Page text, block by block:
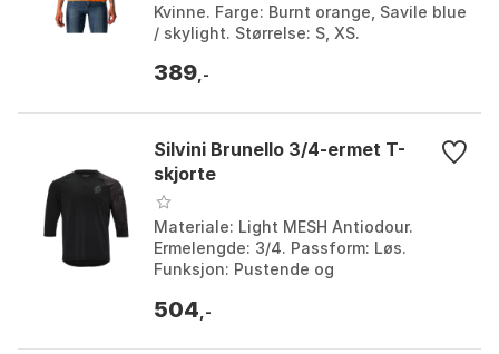
Kvinne. Farge: Burnt orange, Savile blue
/ skylight. Størrelse: S, XS.
389 ,-
Silvini Brunello 3/4-ermet T-
skjorte
Materiale: Light MESH Antiodour.
Ermelengde: 3/4. Passform: Løs.
Funksjon: Pustende og
charcoal, Cream / brown. Størrelse: L...
504 ,-